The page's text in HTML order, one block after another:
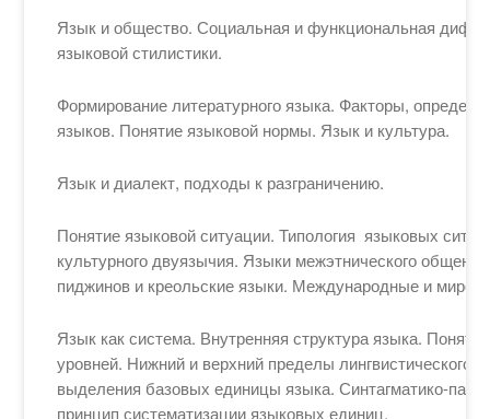
Язык и общество. Социальная и функциональная
языковой стилистики.
Формирование литературного языка. Факторы,
языков. Понятие языковой нормы. Язык и культура.
Язык и диалект, подходы к разграничению.
Понятие языковой ситуации. Типология языковых
культурного двуязычия. Языки межэтнического
пиджинов и креольские языки. Международные и
Язык как система. Внутренняя структура языка.
уровней. Нижний и верхний пределы лингвистического
выделения базовых единицы языка. Синтагматико-
принцип систематизации языковых единиц.